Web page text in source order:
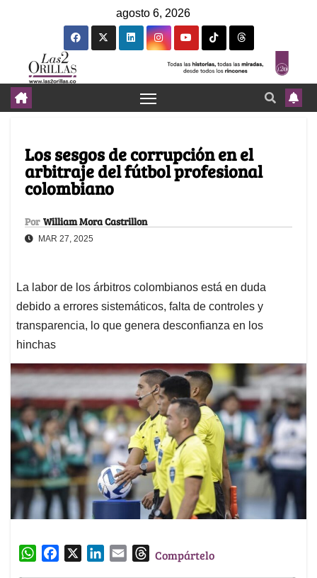
agosto 6, 2026
Los sesgos de corrupción en el
arbitraje del fútbol profesional
colombiano
Por William Mora Castrillon
MAR 27, 2025
La labor de los árbitros colombianos está en duda
debido a errores sistemáticos, falta de controles y
transparencia, lo que genera desconfianza en los
hinchas
W
TCompártelo